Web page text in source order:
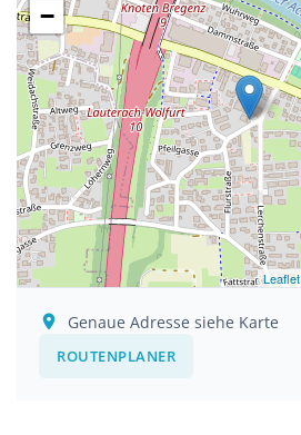
−
Leaflet
Genaue Adresse siehe Karte
ROUTENPLANER